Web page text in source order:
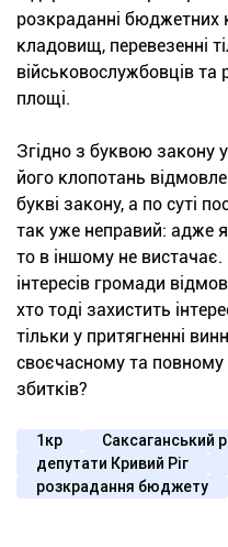
розкраданні бюджетних
кладовищ, перевезенні
військовослужбовців та
площі.
Згідно з буквою закону
його клопотань
букві закону, а по суті
так уже неправий: адже
то в іншому не
інтересів громади
хто тоді захистить
тільки у притягненні
своєчасному та
збитків?
1кр Саксаганський
депутати Кривий Ріг
розкрадання бюджету